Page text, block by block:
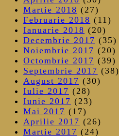
Martie 2018 (27)
Februarie 2018 (11)
Ianuarie 2018 (20)
Decembrie 2017 (35)
Noiembrie 2017 (20)
Octombrie 2017 (39)
Septembrie 2017 (38)
August 2017 (30)
Iulie 2017 (28)
Iunie 2017 (23)
Mai 2017 (17)
Aprilie 2017 (26)
Martie 2017 (24)